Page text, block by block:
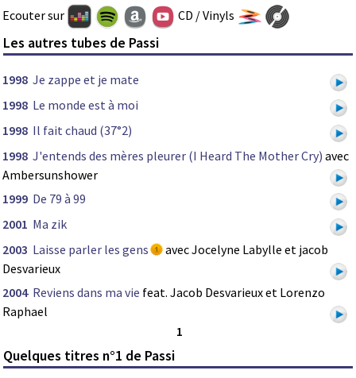
Ecouter sur
CD / Vinyls
Les autres tubes de Passi
1998 Je zappe et je mate
1998 Le monde est à moi
1998 Il fait chaud (37°2)
1998 J'entends des mères pleurer (I Heard The Mother Cry) avec
Ambersunshower
1999 De 79 à 99
2001 Ma zik
2003 Laisse parler les gens
avec Jocelyne Labylle et jacob
Desvarieux
2004 Reviens dans ma vie feat. Jacob Desvarieux et Lorenzo
Raphael
1
Quelques titres n°1 de Passi